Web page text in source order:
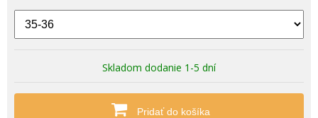
Skladom dodanie 1-5 dní
Pridať do košíka